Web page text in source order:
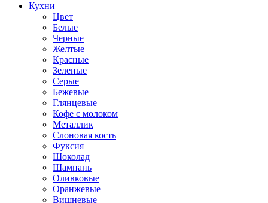
Кухни
Цвет
Белые
Черные
Желтые
Красные
Зеленые
Серые
Бежевые
Глянцевые
Кофе с молоком
Металлик
Слоновая кость
Фуксия
Шоколад
Шампань
Оливковые
Оранжевые
Вишневые